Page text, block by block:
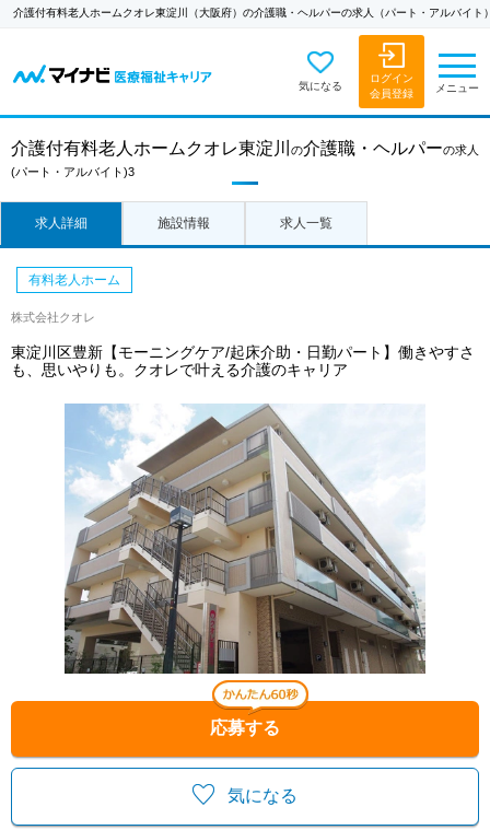
介護付有料老人ホームクオレ東淀川（大阪府）の介護職・ヘルパーの求人（パート・アルバイト
気になる
ログイン
会員登録
メニュー
介護付有料老人ホームクオレ東淀川 の介護職・ヘルパーの求人
(パート・アルバイト)3
求人詳細 施設情報 求人一覧
気になる
応募する
有料老人ホーム
株式会社クオレ
東淀川区豊新【モーニングケア/起床介助・日勤パート】働きやすさ
も、思いやりも。クオレで叶える介護のキャリア